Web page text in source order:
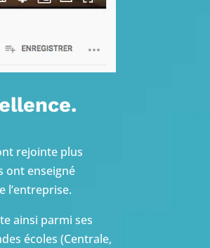
rejointe plus
ont enseigné
l’entreprise.
ainsi parmi ses
écoles (Centrale,